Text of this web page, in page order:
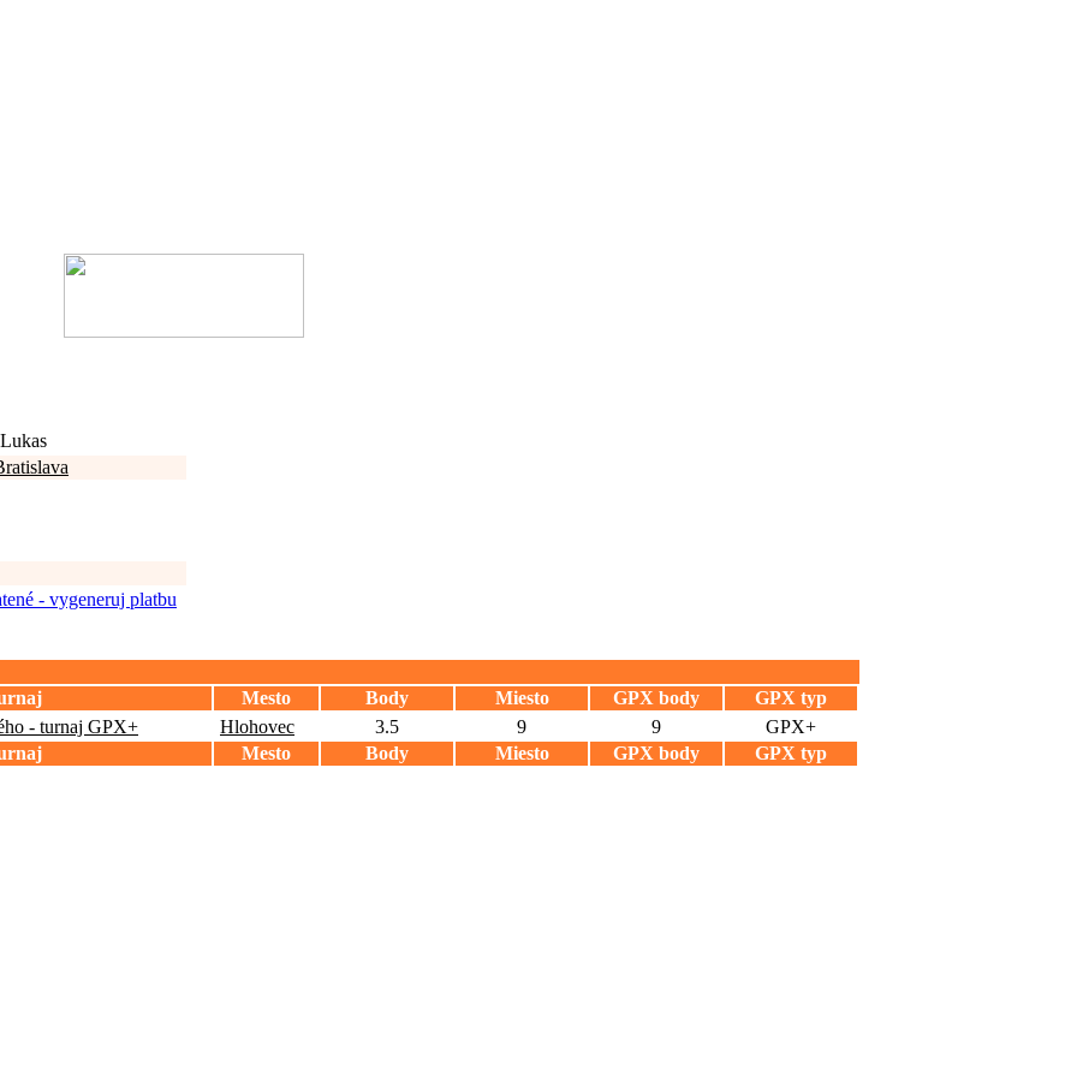
- vygeneruj platbu
Mesto Body Miesto GPX body
GPX typ
- turnaj GPX+ Hlohovec 3.5 9 9
GPX+
Mesto Body Miesto GPX body GPX typ